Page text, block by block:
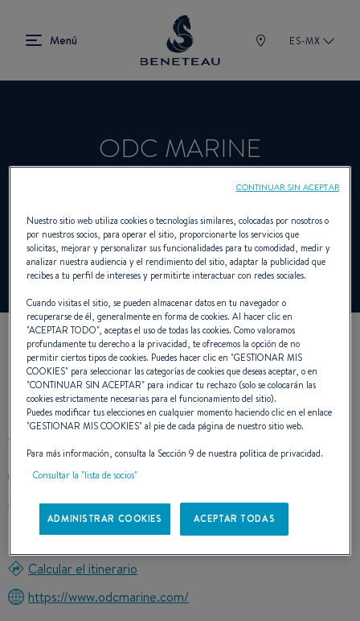
ES-MX
ODC MARINE
Concesionario Vela, Intraborda,
Fueraborda, First para BENETEAU
NUESTROS DATOS DE
CONTACTO
+86 411 8629 7157
CO. LTD HiTech Park,Long Wang TangPort
116044 Dalian
China
Calcular el itinerario
https://www.odcmarine.com/
Nuestro sitio web utiliza cookies o tecnologías similares, colocadas por nosotros o
por nuestros socios, para operar el sitio, proporcionarte los servicios que
solicitas, mejorar y personalizar sus funcionalidades para tu comodidad, medir y
analizar nuestra audiencia y el rendimiento del sitio, adaptar la publicidad que
recibes a tu perfil de intereses y permitirte interactuar con redes sociales.
Cuando visitas el sitio, se pueden almacenar datos en tu navegador o
recuperarse de él, generalmente en forma de cookies. Al hacer clic en
"ACEPTAR TODO", aceptas el uso de todas las cookies. Como valoramos
profundamente tu derecho a la privacidad, te ofrecemos la opción de no
permitir ciertos tipos de cookies. Puedes hacer clic en "GESTIONAR MIS
COOKIES" para seleccionar las categorías de cookies que deseas aceptar, o en
"CONTINUAR SIN ACEPTAR" para indicar tu rechazo (solo se colocarán las
cookies estrictamente necesarias para el funcionamiento del sitio).
Puedes modificar tus elecciones en cualquier momento haciendo clic en el enlace
"GESTIONAR MIS COOKIES" al pie de cada página de nuestro sitio web.
Para más información, consulta la Sección 9 de nuestra política de privacidad.
Consultar la "lista de socios"
ADMINISTRAR COOKIES ACEPTAR TODAS
CONTINUAR SIN ACEPTAR